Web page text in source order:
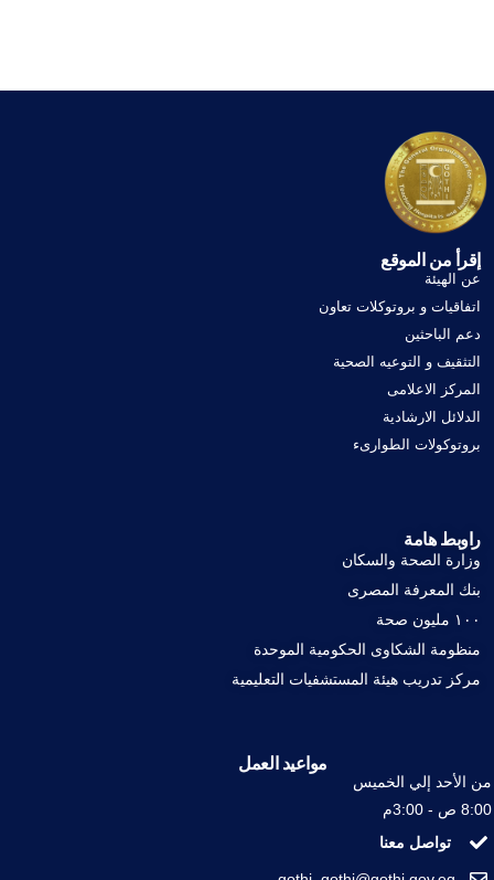
إقرأ من الموقع
عن الهيئة
اتفاقيات و بروتوكلات تعاون
دعم الباحثين
التثقيف و التوعيه الصحية
المركز الاعلامى
الدلائل الارشادية
بروتوكولات الطوارىء
راوبط هامة
وزارة الصحة والسكان
بنك المعرفة المصرى
١٠٠ مليون صحة
منظومة الشكاوى الحكومية الموحدة
مركز تدريب هيئة المستشفيات التعليمية
مواعيد العمل
من الأحد إلي الخميس
8:00 ص - 3:00م
تواصل معنا